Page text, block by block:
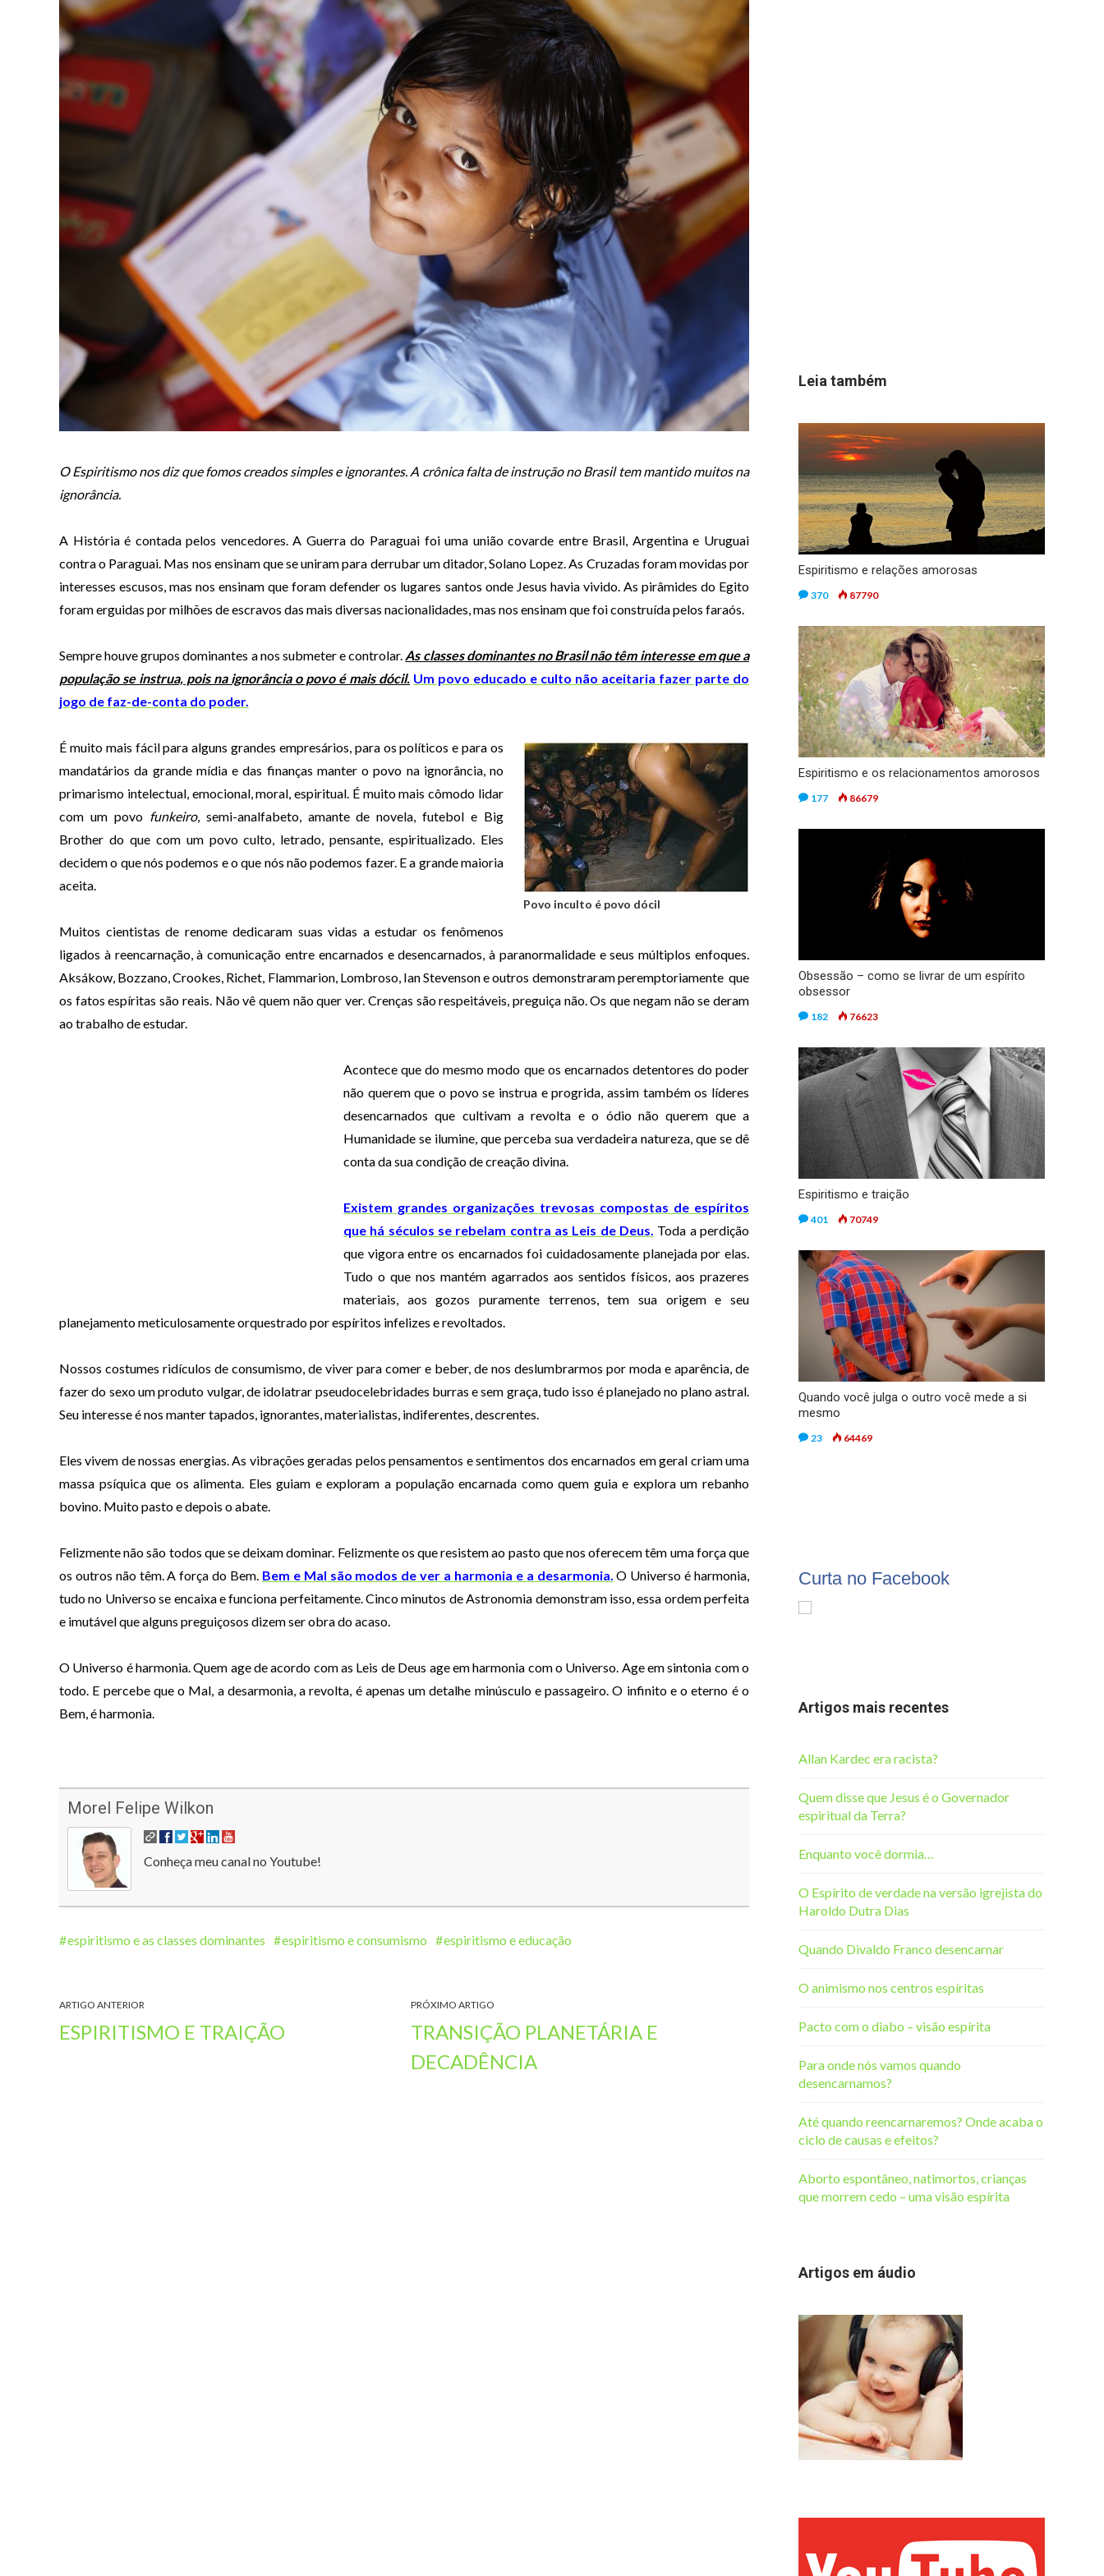
O Espiritismo nos diz que fomos creados simples e ignorantes. A crônica falta de instrução no Brasil tem mantido muitos na
ignorância.
A História é contada pelos vencedores. A Guerra do Paraguai foi uma união covarde entre Brasil, Argentina e Uruguai
contra o Paraguai. Mas nos ensinam que se uniram para derrubar um ditador, Solano Lopez. As Cruzadas foram movidas por
interesses escusos, mas nos ensinam que foram defender os lugares santos onde Jesus havia vivido. As pirâmides do Egito
foram erguidas por milhões de escravos das mais diversas nacionalidades, mas nos ensinam que foi construída pelos faraós.
Sempre houve grupos dominantes a nos submeter e controlar. As classes dominantes no Brasil não têm interesse em que a
população se instrua, pois na ignorância o povo é mais dócil. Um povo educado e culto não aceitaria fazer parte do
jogo de faz-de-conta do poder.
Povo inculto é povo dócil
É muito mais fácil para alguns grandes empresários, para os políticos e para os
mandatários da grande mídia e das finanças manter o povo na ignorância, no
primarismo intelectual, emocional, moral, espiritual. É muito mais cômodo lidar
com um povo funkeiro, semi-analfabeto, amante de novela, futebol e Big
Brother do que com um povo culto, letrado, pensante, espiritualizado. Eles
decidem o que nós podemos e o que nós não podemos fazer. E a grande maioria
aceita.
Muitos cientistas de renome dedicaram suas vidas a estudar os fenômenos
ligados à reencarnação, à comunicação entre encarnados e desencarnados, à paranormalidade e seus múltiplos enfoques.
Aksákow, Bozzano, Crookes, Richet, Flammarion, Lombroso, Ian Stevenson e outros demonstraram peremptoriamente que
os fatos espíritas são reais. Não vê quem não quer ver. Crenças são respeitáveis, preguiça não. Os que negam não se deram
ao trabalho de estudar.
Acontece que do mesmo modo que os encarnados detentores do poder
não querem que o povo se instrua e progrida, assim também os líderes
desencarnados que cultivam a revolta e o ódio não querem que a
Humanidade se ilumine, que perceba sua verdadeira natureza, que se dê
conta da sua condição de creação divina.
Existem grandes organizações trevosas compostas de espíritos
que há séculos se rebelam contra as Leis de Deus. Toda a perdição
que vigora entre os encarnados foi cuidadosamente planejada por elas.
Tudo o que nos mantém agarrados aos sentidos físicos, aos prazeres
materiais, aos gozos puramente terrenos, tem sua origem e seu
planejamento meticulosamente orquestrado por espíritos infelizes e revoltados.
Nossos costumes ridículos de consumismo, de viver para comer e beber, de nos deslumbrarmos por moda e aparência, de
fazer do sexo um produto vulgar, de idolatrar pseudocelebridades burras e sem graça, tudo isso é planejado no plano astral.
Seu interesse é nos manter tapados, ignorantes, materialistas, indiferentes, descrentes.
Eles vivem de nossas energias. As vibrações geradas pelos pensamentos e sentimentos dos encarnados em geral criam uma
massa psíquica que os alimenta. Eles guiam e exploram a população encarnada como quem guia e explora um rebanho
bovino. Muito pasto e depois o abate.
Felizmente não são todos que se deixam dominar. Felizmente os que resistem ao pasto que nos oferecem têm uma força que
os outros não têm. A força do Bem. Bem e Mal são modos de ver a harmonia e a desarmonia. O Universo é harmonia,
tudo no Universo se encaixa e funciona perfeitamente. Cinco minutos de Astronomia demonstram isso, essa ordem perfeita
e imutável que alguns preguiçosos dizem ser obra do acaso.
O Universo é harmonia. Quem age de acordo com as Leis de Deus age em harmonia com o Universo. Age em sintonia com o
todo. E percebe que o Mal, a desarmonia, a revolta, é apenas um detalhe minúsculo e passageiro. O infinito e o eterno é o
Bem, é harmonia.
Morel Felipe Wilkon
Conheça meu canal no Youtube!
espiritismo e as classes dominantes espiritismo e consumismo espiritismo e educação
ARTIGO ANTERIOR
ESPIRITISMO E TRAIÇÃO
PRÓXIMO ARTIGO
TRANSIÇÃO PLANETÁRIA E
DECADÊNCIA
Leia também
Espiritismo e relações amorosas
370 87790
Espiritismo e os relacionamentos amorosos
177 86679
Obsessão – como se livrar de um espírito
obsessor
182 76623
Espiritismo e traição
401 70749
Quando você julga o outro você mede a si
mesmo
23 64469
Curta no Facebook
Artigos mais recentes
Allan Kardec era racista?
Quem disse que Jesus é o Governador
espiritual da Terra?
Enquanto você dormia…
O Espírito de verdade na versão igrejista do
Haroldo Dutra Dias
Quando Divaldo Franco desencarnar
O animismo nos centros espíritas
Pacto com o diabo – visão espírita
Para onde nós vamos quando
desencarnamos?
Até quando reencarnaremos? Onde acaba o
ciclo de causas e efeitos?
Aborto espontâneo, natimortos, crianças
que morrem cedo – uma visão espírita
Artigos em áudio